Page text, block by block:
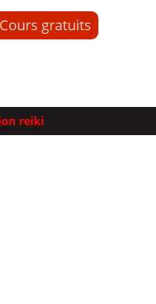
Cours gratuits
reiki